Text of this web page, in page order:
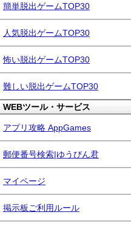
簡単脱出ゲームTOP30
人気脱出ゲームTOP30
怖い脱出ゲームTOP30
難しい脱出ゲームTOP30
WEBツール・サービス
アプリ攻略 AppGames
郵便番号検索|ゆうびん君
マイページ
掲示板ご利用ルール